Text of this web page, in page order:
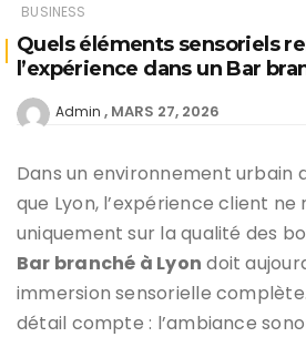
BUSINESS
Quels éléments sensoriels
l’expérience dans un Bar
Admin MARS 27, 2026
Dans un environnement urbain
que Lyon, l’expérience client ne
uniquement sur la qualité des
Bar branché à Lyon doit
immersion sensorielle
détail compte : l’ambiance